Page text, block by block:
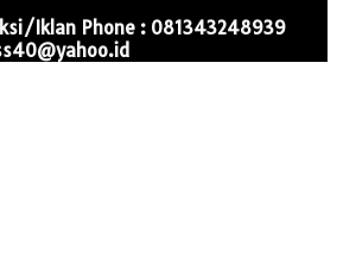
Iklan Phone : 081343248939